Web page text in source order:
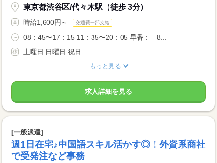
東京都渋谷区/代々木駅（徒歩 3分）
時給1,600円～ 交通費一部支給
08：45〜17：15 11：35〜20：05 早番： 8...
土曜日 日曜日 祝日
もっと見る
求人詳細を見る
[一般派遣]
週1日在宅♪中国語スキル活かす◎！外資系商社
で受発注など事務